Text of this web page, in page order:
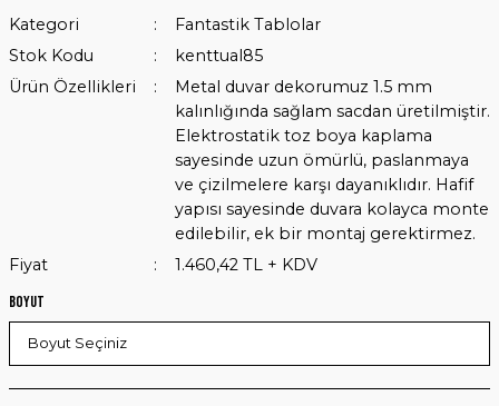
Kategori
Fantastik Tablolar
Stok Kodu
kenttual85
Ürün Özellikleri
Metal duvar dekorumuz 1.5 mm
kalınlığında sağlam sacdan üretilmiştir.
Elektrostatik toz boya kaplama
sayesinde uzun ömürlü, paslanmaya
ve çizilmelere karşı dayanıklıdır. Hafif
yapısı sayesinde duvara kolayca monte
edilebilir, ek bir montaj gerektirmez.
Fiyat
1.460,42 TL + KDV
Boyut